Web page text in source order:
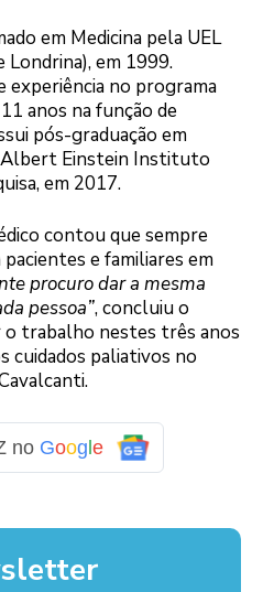
em Medicina pela UEL
Londrina), em 1999.
experiência no programa
anos na função de
pós-graduação em
Albert Einstein Instituto
em 2017.
contou que sempre
e familiares em
procuro dar a mesma
pessoa”, concluiu o
trabalho nestes três anos
cuidados paliativos no
no Google